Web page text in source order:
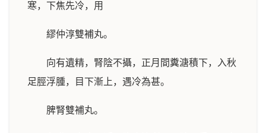
寒，下焦先冷，用
繆仲淳雙補丸。
向有遺精，腎陰不攝，正月間糞溏積下，入秋
足脛浮腫，目下漸上，遇冷為甚。
脾腎雙補丸。